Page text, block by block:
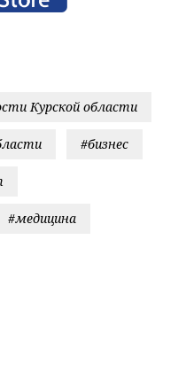
Курской области
#бизнес
#медицина